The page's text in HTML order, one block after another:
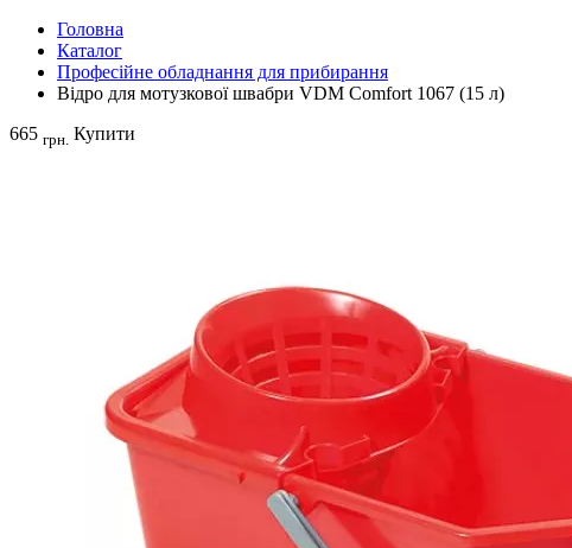
Головна
Каталог
Професійне обладнання для прибирання
Відро для мотузкової швабри VDM Comfort 1067 (15 л)
665 грн. Купити